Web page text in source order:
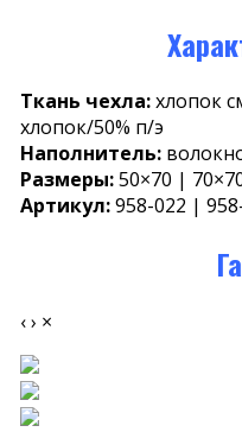
Ткань чехла:хлопок
хлопок/50% п/э
Наполнитель:
Размеры:50×70 |
Артикул:958-022 |
‹ › ×